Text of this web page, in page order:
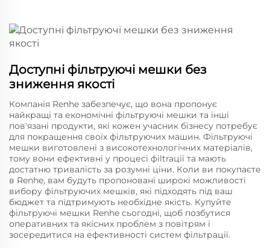
Доступні фільтруючі мешки без
зниження якості
Компанія Renhe забезпечує, що вона пропонує
найкращі та економічні фільтруючі мешки та інші
пов'язані продукти, які кожен учасник бізнесу потребує
для покращення своїх фільтруючих машин. Фільтруючі
мешки виготовлені з високотехнологічних матеріалів,
тому вони ефективні у процесі фіltraції та мають
достатню тривалість за розумні ціни. Коли ви покупаєте
в Renhe, вам будуть пропоновані широкі можливості
вибору фільтруючих мешків, які підходять під ваш
бюджет та підтримують необхідне якість. Купуйте
фільтруючі мешки Renhe сьогодні, щоб позбутися
оперативних та якісних проблем з повітрям і
зосередитися на ефективності систем фільтрації.